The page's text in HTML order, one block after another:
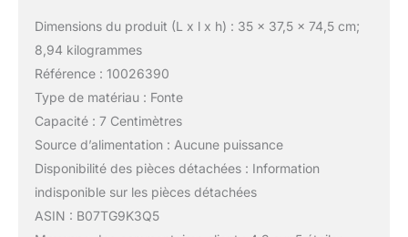
Dimensions du produit (L x l x h) : 35 x 37,5 x 74,5 cm;
8,94 kilogrammes
Référence : 10026390
Type de matériau : Fonte
Capacité : 7 Centimètres
Source d’alimentation : Aucune puissance
Disponibilité des pièces détachées : Information
indisponible sur les pièces détachées
ASIN : B07TG9K3Q5